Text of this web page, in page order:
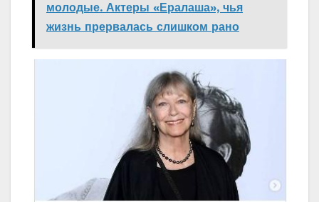
молодые. Актеры «Ералаша», чья
жизнь прервалась слишком рано